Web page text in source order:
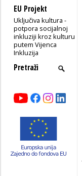
EU Projekt
Uključiva kultura -
potpora socijalnoj
inkluziji kroz kulturu
putem Vijenca
Inkluzija